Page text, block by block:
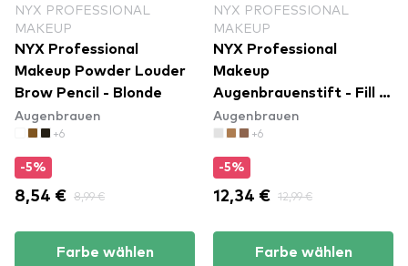
NYX PROFESSIONAL
MAKEUP
NYX Professional
Makeup Powder Louder
Brow Pencil - Blonde
Augenbrauen
+6
-5%
8,54 € 8,99 €
Farbe wählen
NYX PROFESSIONAL
MAKEUP
NYX Professional
Makeup
Augenbrauenstift - Fill &
Fluff Eyebrow Pomade
Pencil - Blonde (FFEP01)
Augenbrauen
+6
-5%
12,34 € 12,99 €
Farbe wählen